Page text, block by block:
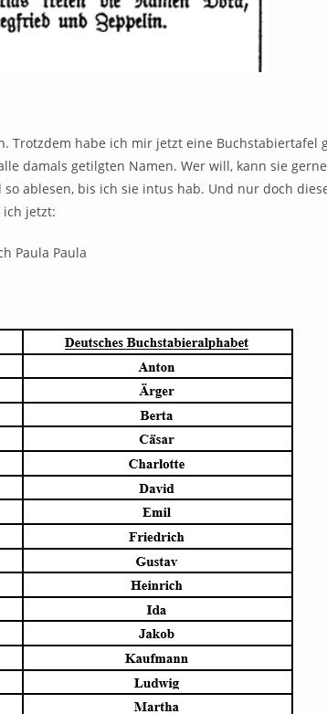
habe ich mir jetzt eine Buchstabiertafel
damals getilgten Namen. Wer will, kann sie
ablesen, bis ich sie intus hab. Und nur doch
jetzt:
Paula Paula